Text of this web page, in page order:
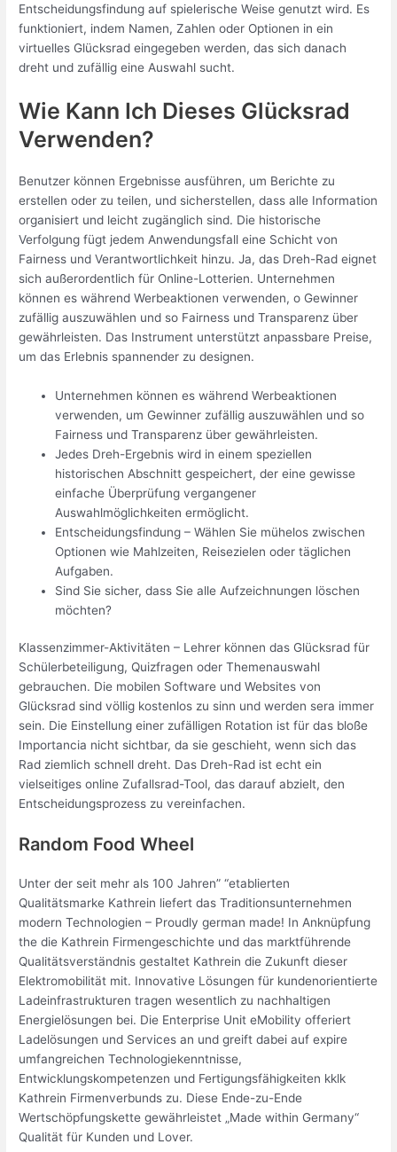
Entscheidungsfindung auf spielerische Weise genutzt wird. Es
funktioniert, indem Namen, Zahlen oder Optionen in ein
virtuelles Glücksrad eingegeben werden, das sich danach
dreht und zufällig eine Auswahl sucht.
Wie Kann Ich Dieses Glücksrad
Verwenden?
Benutzer können Ergebnisse ausführen, um Berichte zu
erstellen oder zu teilen, und sicherstellen, dass alle Information
organisiert und leicht zugänglich sind. Die historische
Verfolgung fügt jedem Anwendungsfall eine Schicht von
Fairness und Verantwortlichkeit hinzu. Ja, das Dreh-Rad eignet
sich außerordentlich für Online-Lotterien. Unternehmen
können es während Werbeaktionen verwenden, o Gewinner
zufällig auszuwählen und so Fairness und Transparenz über
gewährleisten. Das Instrument unterstützt anpassbare Preise,
um das Erlebnis spannender zu designen.
Unternehmen können es während Werbeaktionen
verwenden, um Gewinner zufällig auszuwählen und so
Fairness und Transparenz über gewährleisten.
Jedes Dreh-Ergebnis wird in einem speziellen
historischen Abschnitt gespeichert, der eine gewisse
einfache Überprüfung vergangener
Auswahlmöglichkeiten ermöglicht.
Entscheidungsfindung – Wählen Sie mühelos zwischen
Optionen wie Mahlzeiten, Reisezielen oder täglichen
Aufgaben.
Sind Sie sicher, dass Sie alle Aufzeichnungen löschen
möchten?
Klassenzimmer-Aktivitäten – Lehrer können das Glücksrad für
Schülerbeteiligung, Quizfragen oder Themenauswahl
gebrauchen. Die mobilen Software und Websites von
Glücksrad sind völlig kostenlos zu sinn und werden sera immer
sein. Die Einstellung einer zufälligen Rotation ist für das bloße
Importancia nicht sichtbar, da sie geschieht, wenn sich das
Rad ziemlich schnell dreht. Das Dreh-Rad ist echt ein
vielseitiges online Zufallsrad-Tool, das darauf abzielt, den
Entscheidungsprozess zu vereinfachen.
Random Food Wheel
Unter der seit mehr als 100 Jahren” “etablierten
Qualitätsmarke Kathrein liefert das Traditionsunternehmen
modern Technologien – Proudly german made! In Anknüpfung
the die Kathrein Firmengeschichte und das marktführende
Qualitätsverständnis gestaltet Kathrein die Zukunft dieser
Elektromobilität mit. Innovative Lösungen für kundenorientierte
Ladeinfrastrukturen tragen wesentlich zu nachhaltigen
Energielösungen bei. Die Enterprise Unit eMobility offeriert
Ladelösungen und Services an und greift dabei auf expire
umfangreichen Technologiekenntnisse,
Entwicklungskompetenzen und Fertigungsfähigkeiten kklk
Kathrein Firmenverbunds zu. Diese Ende-zu-Ende
Wertschöpfungskette gewährleistet „Made within Germany“
Qualität für Kunden und Lover.